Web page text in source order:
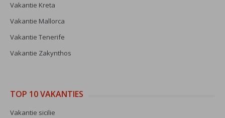
Vakantie Kreta
Vakantie Mallorca
Vakantie Tenerife
Vakantie Zakynthos
TOP 10 VAKANTIES
Vakantie sicilie